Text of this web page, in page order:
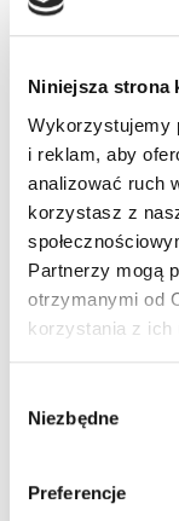
Niniejsza strona
Wykorzystujemy
i reklam, aby
analizować ruch
korzystasz z
Partnerzy mogą
otrzymanymi od
korzystania z ich
zgody
Niezbędne
Preferencje
SKU:0114
Kategorie:
Opis
Opinie (0)
nałożenia